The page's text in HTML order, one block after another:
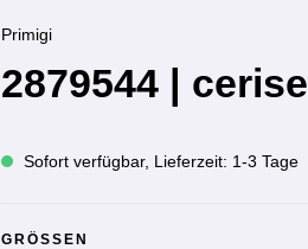
Primigi
2879544 | cerise
Sofort verfügbar, Lieferzeit: 1-3 Tage
GRÖSSEN